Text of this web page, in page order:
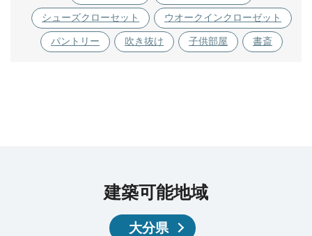
シューズクローセット ウオークインクローゼット
パントリー 吹き抜け 子供部屋 書斎
建築可能地域
大分県